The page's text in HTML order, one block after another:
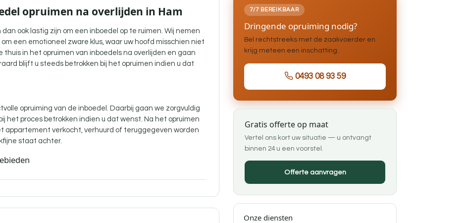
opruimen na overlijden in Ham
ook lastig zijn om een inboedel op te ruimen. Wij nemen
een emotioneel zware klus, waar uw hoofd misschien niet
in het opruimen van inboedels na overlijden en gaan
blijft u steeds betrokken bij het opruimen indien u dat
opruiming van de inboedel. Daarbij gaan we zorgvuldig
het proces betrokken indien u dat wenst. Na het opruimen
appartement verkocht, verhuurd of teruggegeven worden
staat achter.
7/7 BEREIKBAAR
Dringende opruiming nodig?
Bel rechtstreeks met de zaakvoerder en
krijg meteen een inschatting.
0493 08 93 59
Gratis offerte op maat
Vertel ons kort uw situatie — u ontvangt
binnen 24 u een voorstel.
Offerte aanvragen
Onze diensten